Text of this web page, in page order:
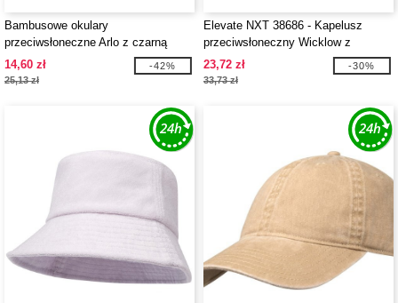
Bambusowe okulary
przeciwsłoneczne Arlo z czarną
powłoką - EgotierPro 127054
14,60 zł
25,13 zł
-42%
Elevate NXT 38686 - Kapelusz
przeciwsłoneczny Wicklow z
materiałów z recyklingu
23,72 zł
33,73 zł
-30%